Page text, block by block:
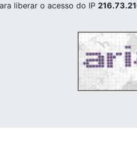
liberar o acesso do IP